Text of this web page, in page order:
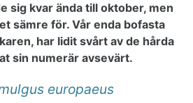
sig kvar ända till oktober, men
sämre för. Vår enda bofasta
har lidit svårt av de hårda
sin numerär avsevärt.
europaeus